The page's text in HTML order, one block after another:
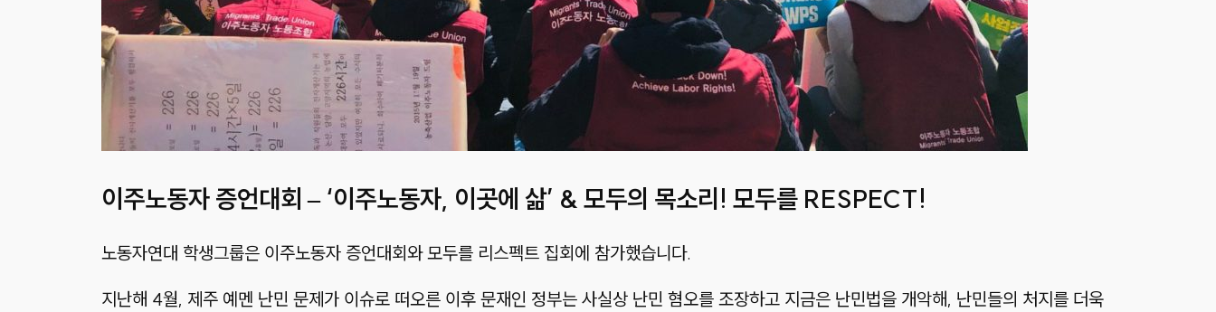
이주노동자 증언대회 – ‘이주노동자, 이곳에 삶’ & 모두의 목소리! 모두를 RESPECT!
노동자연대 학생그룹은 이주노동자 증언대회와 모두를 리스펙트 집회에 참가했습니다.
지난해 4월, 제주 예멘 난민 문제가 이슈로 떠오른 이후 문재인 정부는 사실상 난민 혐오를 조장하고 지금은 난민법을 개악해, 난민들의 처지를 더욱